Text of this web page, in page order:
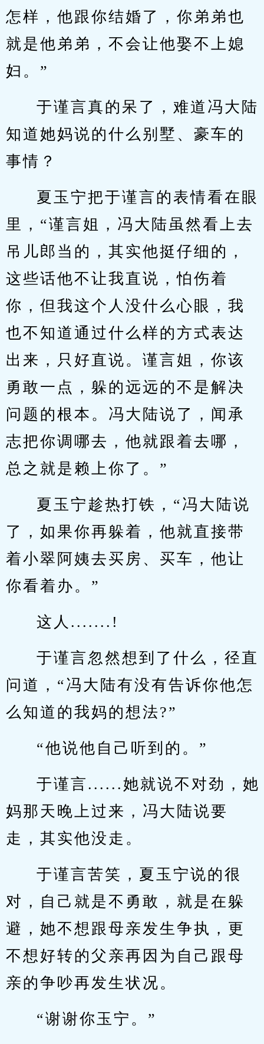
怎样，他跟你结婚了，你弟弟也
就是他弟弟，不会让他娶不上媳
妇。”
于谨言真的呆了，难道冯大陆
知道她妈说的什么别墅、豪车的
事情？
夏玉宁把于谨言的表情看在眼
里，“谨言姐，冯大陆虽然看上去
吊儿郎当的，其实他挺仔细的，
这些话他不让我直说，怕伤着
你，但我这个人没什么心眼，我
也不知道通过什么样的方式表达
出来，只好直说。谨言姐，你该
勇敢一点，躲的远远的不是解决
问题的根本。冯大陆说了，闻承
志把你调哪去，他就跟着去哪，
总之就是赖上你了。”
夏玉宁趁热打铁，“冯大陆说
了，如果你再躲着，他就直接带
着小翠阿姨去买房、买车，他让
你看着办。”
这人.......!
于谨言忽然想到了什么，径直
问道，“冯大陆有没有告诉你他怎
么知道的我妈的想法?”
“他说他自己听到的。”
于谨言......她就说不对劲，她
妈那天晚上过来，冯大陆说要
走，其实他没走。
于谨言苦笑，夏玉宁说的很
对，自己就是不勇敢，就是在躲
避，她不想跟母亲发生争执，更
不想好转的父亲再因为自己跟母
亲的争吵再发生状况。
“谢谢你玉宁。”